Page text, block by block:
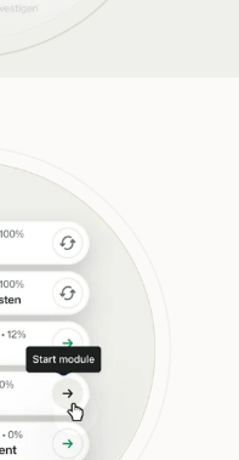
Experts pour un parc